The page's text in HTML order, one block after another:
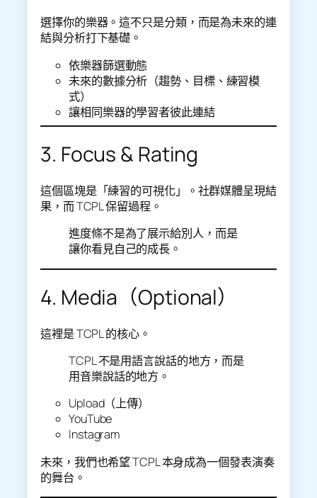
選擇你的樂器。這不只是分類，而是為未來的連
結與分析打下基礎。
依樂器篩選動態
未來的數據分析（趨勢、目標、練習模
式）
讓相同樂器的學習者彼此連結
3. Focus & Rating
這個區塊是「練習的可視化」。社群媒體呈現結
果，而 TCPL 保留過程。
進度條不是為了展示給別人，而是
讓你看見自己的成長。
4. Media（Optional）
這裡是 TCPL 的核心。
TCPL 不是用語言說話的地方，而是
用音樂說話的地方。
Upload（上傳）
YouTube
Instagram
未來，我們也希望 TCPL 本身成為一個發表演奏
的舞台。